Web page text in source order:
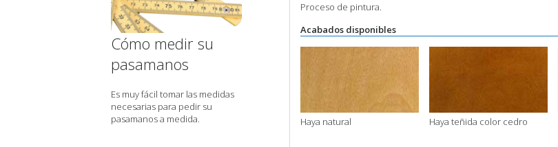
Proceso de pintura.
Acabados disponibles
Haya natural Haya teñida color cedro
Cómo medir su
pasamanos
Es muy fácil tomar las medidas
necesarias para pedir su
pasamanos a medida.